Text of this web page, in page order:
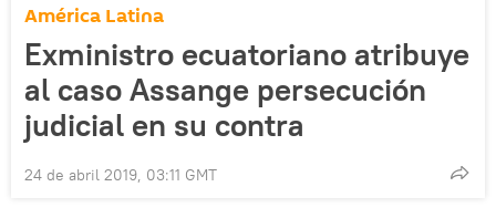
América Latina
Exministro ecuatoriano atribuye
al caso Assange persecución
judicial en su contra
24 de abril 2019, 03:11 GMT